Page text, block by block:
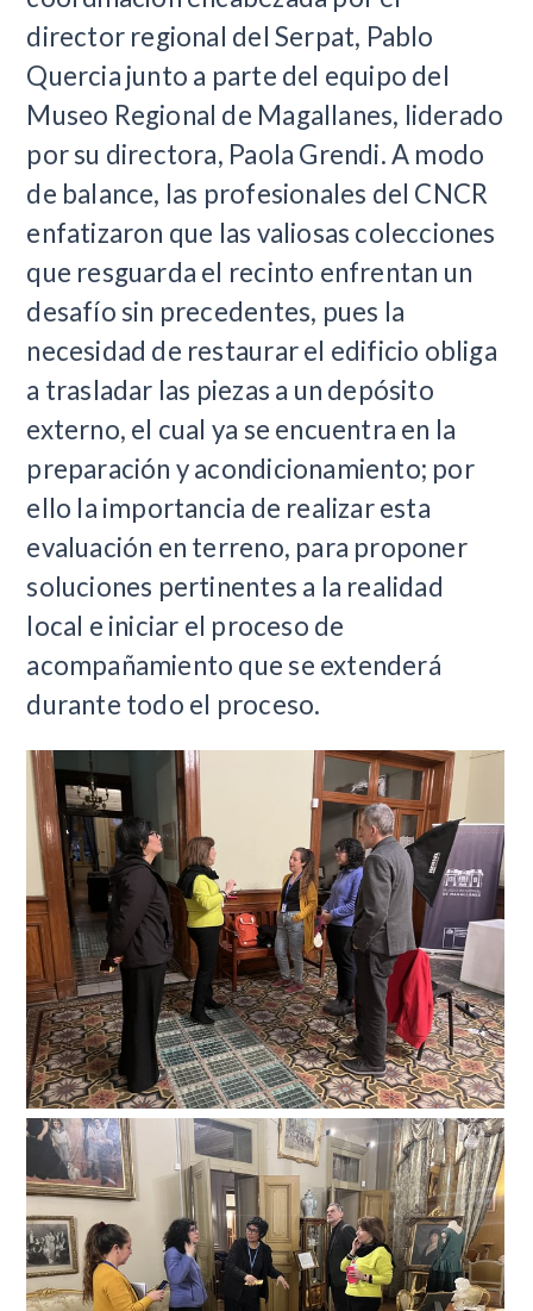
director regional del Serpat, Pablo
Quercia junto a parte del equipo del
Museo Regional de Magallanes, liderado
por su directora, Paola Grendi. A modo
de balance, las profesionales del CNCR
enfatizaron que las valiosas colecciones
que resguarda el recinto enfrentan un
desafío sin precedentes, pues la
necesidad de restaurar el edificio obliga
a trasladar las piezas a un depósito
externo, el cual ya se encuentra en la
preparación y acondicionamiento; por
ello la importancia de realizar esta
evaluación en terreno, para proponer
soluciones pertinentes a la realidad
local e iniciar el proceso de
acompañamiento que se extenderá
durante todo el proceso.